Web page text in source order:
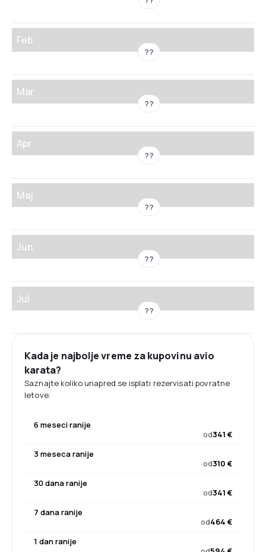
Feb
??
Mar
??
Apr
??
Maj
??
Jun
??
Jul
??
Kada je najbolje vreme za kupovinu avio
karata?
Saznajte koliko unapred se isplati rezervisati povratne
letove.
6 meseci ranije
od341 €
3 meseca ranije
od310 €
30 dana ranije
od341 €
7 dana ranije
od464 €
1 dan ranije